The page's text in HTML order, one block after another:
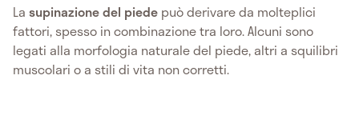
La supinazione del piede può derivare da molteplici
fattori, spesso in combinazione tra loro. Alcuni sono
legati alla morfologia naturale del piede, altri a squilibri
muscolari o a stili di vita non corretti.